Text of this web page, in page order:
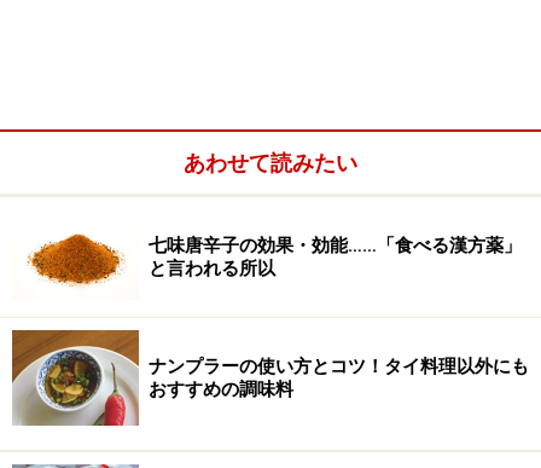
梅干し、梅肉とは？
梅干しの効能
使い方
梅干しを使ったレシピ
梅干し、梅肉とは？
あわせて読みたい
七味唐辛子の効果・効能……「食べる漢方薬」
と言われる所以
ナンプラーの使い方とコツ！タイ料理以外にも
おすすめの調味料